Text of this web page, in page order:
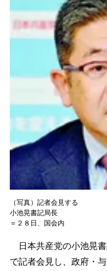
（写真）記者会見する
小池晃書記局長
＝２８日、国会内
日本共産党の小池晃
で記者会見し、政府・